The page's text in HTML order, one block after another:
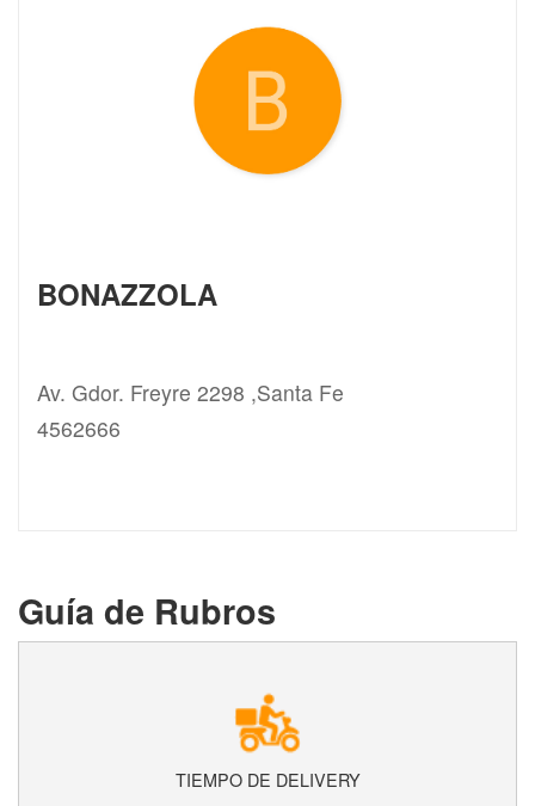
BONAZZOLA
Av. Gdor. Freyre 2298 ,Santa Fe
4562666
Guía de Rubros
TIEMPO DE DELIVERY